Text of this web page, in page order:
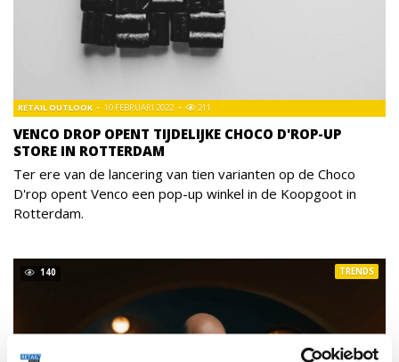
VENCO DROP OPENT TIJDELIJKE CHOCO D'ROP-UP
STORE IN ROTTERDAM
RETAIL OUTLOOK 10 FEBRUARI 2022 211
Ter ere van de lancering van tien varianten op de Choco
D'rop opent Venco een pop-up winkel in de Koopgoot in
Rotterdam.
140 TRENDS